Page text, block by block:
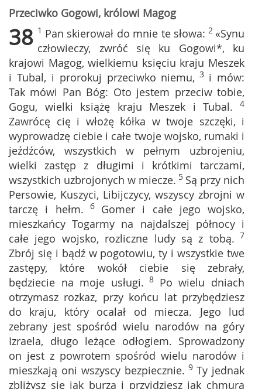
Przeciwko Gogowi, królowi Magog
38 1 Pan skierował do mnie te słowa: 2 «Synu
człowieczy, zwróć się ku Gogowi*, ku
krajowi Magog, wielkiemu księciu kraju Meszek
i Tubal, i prorokuj przeciwko niemu, 3 i mów:
Tak mówi Pan Bóg: Oto jestem przeciw tobie,
Gogu, wielki książę kraju Meszek i Tubal. 4
Zawrócę cię i włożę kółka w twoje szczęki, i
wyprowadzę ciebie i całe twoje wojsko, rumaki i
jeźdźców, wszystkich w pełnym uzbrojeniu,
wielki zastęp z długimi i krótkimi tarczami,
wszystkich uzbrojonych w miecze. 5 Są przy nich
Persowie, Kuszyci, Libijczycy, wszyscy zbrojni w
tarczę i hełm. 6 Gomer i całe jego wojsko,
mieszkańcy Togarmy na najdalszej północy i
całe jego wojsko, rozliczne ludy są z tobą. 7
Zbrój się i bądź w pogotowiu, ty i wszystkie twe
zastępy, które wokół ciebie się zebrały,
będziecie na moje usługi. 8 Po wielu dniach
otrzymasz rozkaz, przy końcu lat przybędziesz
do kraju, który ocalał od miecza. Jego lud
zebrany jest spośród wielu narodów na góry
Izraela, długo leżące odłogiem. Sprowadzony
on jest z powrotem spośród wielu narodów i
mieszkają oni wszyscy bezpiecznie. 9 Ty jednak
zbliżysz się jak burza i przyjdziesz jak chmura